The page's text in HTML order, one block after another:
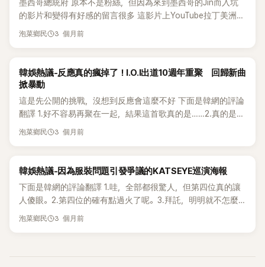
墨西哥總統府 原本不是粉絲，但因為來到墨西哥的Jin而入坑
的影片和變得有好感的留言很多 這影片上YouTube拉丁美洲官
方留言：Jin兄弟您現在是墨西哥人了🤠 看了Jin的影片後，男
角是墨西哥的國民運動，而熱情地響應和享受的模樣也帶來了
好感 下面是韓網的評論翻譯 1.那張照片中連墨西哥總統也在看
道墨西哥怎麼樣，但對我來說真的有超棒的感覺，哈哈 4.帥又
可愛，帥又可愛！5.摔角真的太可愛了！外國巨星來韓國熱情
看職棒的感覺吧，哈哈。光化門的幕後影片和照片也瘋狂好
看！6.Jin和Jimin的和音真好聽，他們一起摔角也太好笑了吧 7.
絲都說發音很好呢～摔角比賽那天的反應也超讚！8.沒有不喜
歡帥哥的地方！他的現場演出也非常好，真想去看演唱會9.不
僅是臉蛋，每次出國時都能完美融入當地氛圍，真是好感人，
演出順利，想趕快在韓國見到他！11.Jin在外面做什麼都很容易
泡菜鄉民 3 個月前
熱議討論
韓娛熱議-反應真的瘋掉了！I.O.I出道10週年重聚 回歸新曲
掀暴動
這是先公開的挑戰，沒想到反應會這麼不好 下面是韓網的評論
翻譯 1.好不容易再聚在一起，結果這首歌真的是……2.真的是旋
律問題，還有那個V字隊形的舞蹈，看起來怪怪的。3.真的太可
不適合當主打。6.老實說聽完真的嚇到了，是不好的那種驚
訝。 7.連在論壇上的反應也不好，嗚嗚。8.有點像老派的流行
歌曲，感覺有點俗氣……候選歌曲應該很多吧，這是最佳選擇
嗎？9.期待I.O.I重組的唯一理由就是好歌，但這次真的是史上
最糟…… 10.雖然我是少數意見，但一直聽下去感覺還蠻上癮
的。11.看挑戰影片時，Somi的部分突然讓我愣住了，感覺太過
泡菜鄉民 3 個月前
熱議討論
韓娛熱議-因為服裝問題引發爭議的KATSEYE巡演海報
下面是韓網的評論翻譯 1.哇，全部都很驚人，但第四位真的讓
人傻眼。2.第四位的確有點過火了呢。3.拜託，明明就不怎麼
漂亮，造型師到底是誰啊。 4.看他們也很不舒服的樣子，根本
泡菜鄉民 3 個月前